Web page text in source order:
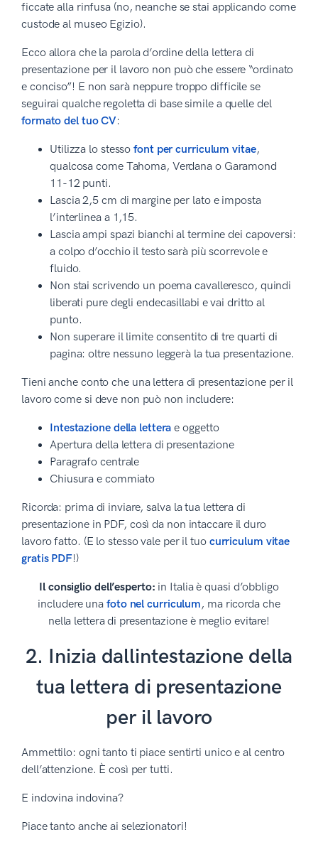
ficcate alla rinfusa (no, neanche se stai applicando come
custode al museo Egizio).
Ecco allora che la parola d’ordine della lettera di
presentazione per il lavoro non può che essere “ordinato
e conciso”! E non sarà neppure troppo difficile se
seguirai qualche regoletta di base simile a quelle del
formato del tuo CV:
Utilizza lo stessofont per curriculum vitae,
qualcosa come Tahoma, Verdana o Garamond
11-12 punti.
Lascia 2,5 cm di margine per lato e imposta
l’interlinea a 1,15.
Lascia ampi spazi bianchi al termine dei capoversi:
a colpo d’occhio il testo sarà più scorrevole e
fluido.
Non stai scrivendo un poema cavalleresco, quindi
liberati pure degli endecasillabi e vai dritto al
punto.
Non superare il limite consentito di tre quarti di
pagina: oltre nessuno leggerà la tua presentazione.
Tieni anche conto che una lettera di presentazione per il
lavoro come si deve non può non includere:
Intestazione della lettera e oggetto
Apertura della lettera di presentazione
Paragrafo centrale
Chiusura e commiato
Ricorda: prima di inviare, salva la tua lettera di
presentazione in PDF, così da non intaccare il duro
lavoro fatto. (E lo stesso vale per il tuo curriculum vitae
gratis PDF!)
Il consiglio dell’esperto: in Italia è quasi d’obbligo
includere unafoto nel curriculum, ma ricorda che
nella lettera di presentazione è meglio evitare!
2. Inizia dallintestazione della
tua lettera di presentazione
per il lavoro
Ammettilo: ogni tanto ti piace sentirti unico e al centro
dell’attenzione. È così per tutti.
E indovina indovina?
Piace tanto anche ai selezionatori!